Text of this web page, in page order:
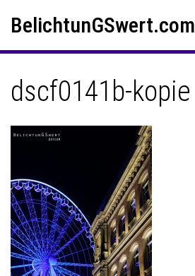
BelichtunGSwert.com
dscf0141b-kopie